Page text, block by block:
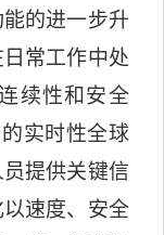
的进一步升
常工作中处
续性和安全
实时性全球
提供关键信
速度、安全